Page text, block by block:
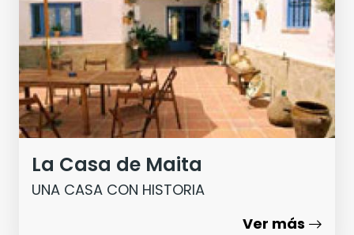
La Casa de Maita
UNA CASA CON HISTORIA
Ver más